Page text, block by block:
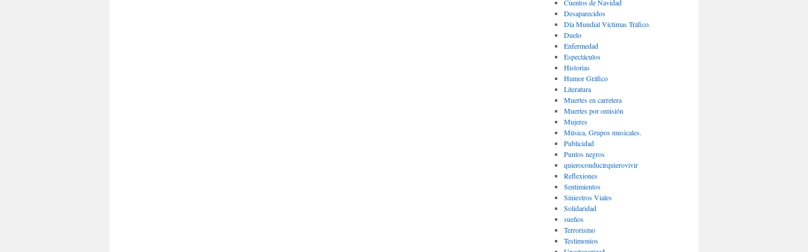
Cuentos de Navidad
Desaparecidos
Día Mundial Víctimas Tráfico.
Duelo
Enfermedad
Espectáculos
Historias
Humor Gráfico
Literatura
Muertes en carretera
Muertes por omisión
Mujeres
Música, Grupos musicales.
Publicidad
Puntos negros
quieroconducirquierovivir
Reflexiones
Sentimientos
Siniestros Viales
Solidaridad
sueños
Terrorismo
Testimonios